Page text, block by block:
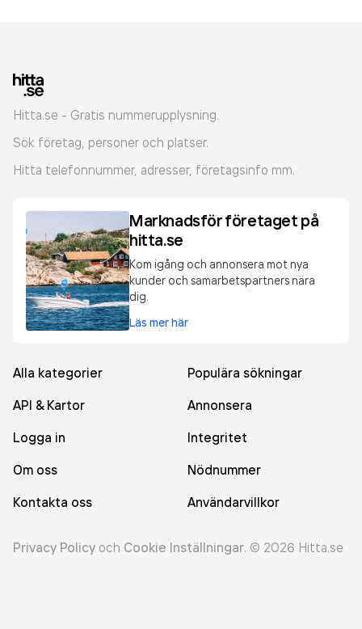
Hitta.se - Gratis nummerupplysning.
Sök företag, personer och platser.
Hitta telefonnummer, adresser, företagsinfo mm.
Marknadsför företaget på
hitta.se
Kom igång och annonsera mot nya
kunder och samarbetspartners nära
dig.
Läs mer här
Alla kategorier
Populära sökningar
API & Kartor
Annonsera
Logga in
Integritet
Om oss
Nödnummer
Kontakta oss
Användarvillkor
Privacy Policy och Cookie Inställningar. © 2026 Hitta.se